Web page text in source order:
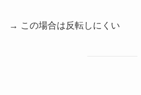
→ この場合は反転しにくい